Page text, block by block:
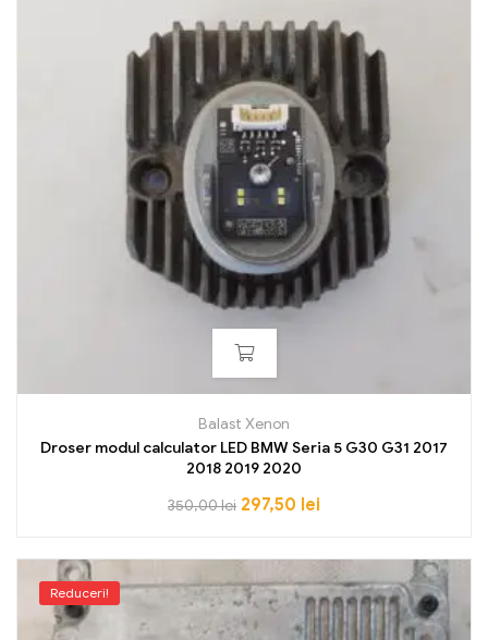
Balast Xenon
Droser modul calculator LED BMW Seria 5 G30 G31 2017
2018 2019 2020
350,00lei 297,50 lei
Reduceri!